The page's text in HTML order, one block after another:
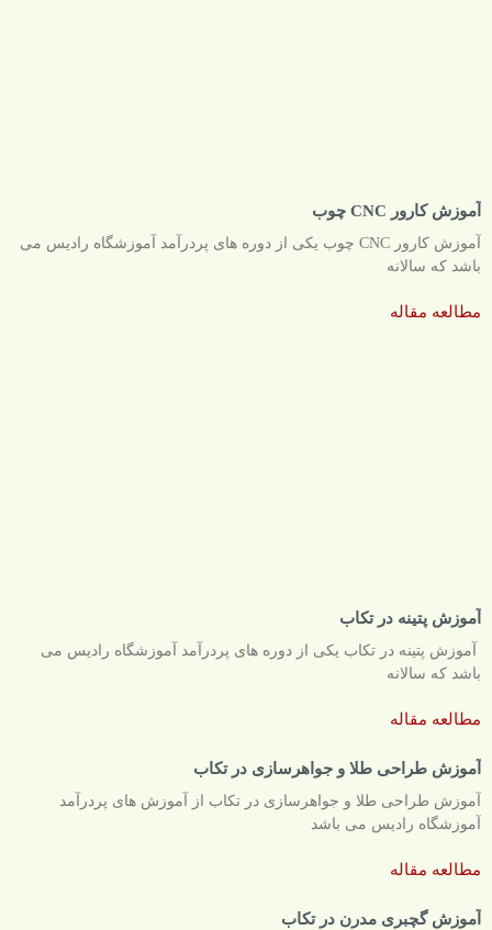
آموزش کارور CNC چوب
آموزش کارور CNC چوب یکی از دوره های پردرآمد آموزشگاه رادیس می
باشد که سالانه
مطالعه مقاله
آموزش پتینه در تکاب
آموزش پتینه در تکاب یکی از دوره های پردرآمد آموزشگاه رادیس می
باشد که سالانه
مطالعه مقاله
آموزش طراحی طلا و جواهرسازی در تکاب
آموزش طراحی طلا و جواهرسازی در تکاب از آموزش های پردرآمد
آموزشگاه رادیس می باشد
مطالعه مقاله
آموزش گچبری مدرن در تکاب